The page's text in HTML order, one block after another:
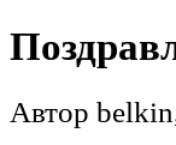
Автор